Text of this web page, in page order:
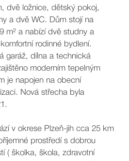
dvě ložnice, dětský pokoj,
a dvě WC. Dům stojí na
m² a nabízí dvě studny a
rodinné bydlení.
garáž, dílna a technická
moderním tepelným
je napojen na obecní
Nová střecha byla
km
prostředí s dobrou
( školka, škola, zdravotní